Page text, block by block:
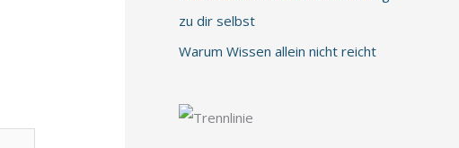
zu dir selbst
Warum Wissen allein nicht reicht